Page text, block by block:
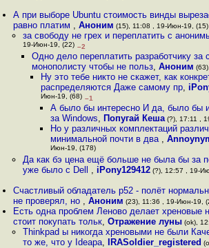
А при выборе Ubuntu стоимость винды
равно платим ,Аноним (15), 11:08 , 19-Июн-19, (15)
за свободу не грех и переплатить с
19-Июн-19, (22) –2
Одно дело переплатить разработчику за
монополисту чтобы не польз, Аноним
Ну это тебе никто не скажет, как
распределяются Даже самому пр,
Июн-19, (68) –1
А было бы интересно И да, было бы
за Windows, Попугай Кеша(?), 17:11 ,
Но у различных комплектаций
минимальной почти в два ,
Июн-19, (178)
Да как бэ цена ещё больше не была бы за
уже было с Dell , iPony129412(?), 12:57 , 19-
Счастливый обладатель p52 - полёт
не проверял, но ,Аноним (23), 11:36 , 19-Июн-19,
Есть одна проблем Леново делает хреновые
стоит покупать тольк,Отражение луны (ok),
Thinkpad ы никогда хреновыми не были
то же, что у Ideapa, IRASoldier_registered